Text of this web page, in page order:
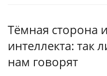
Тёмная сторона
интеллекта: так
нам говорят